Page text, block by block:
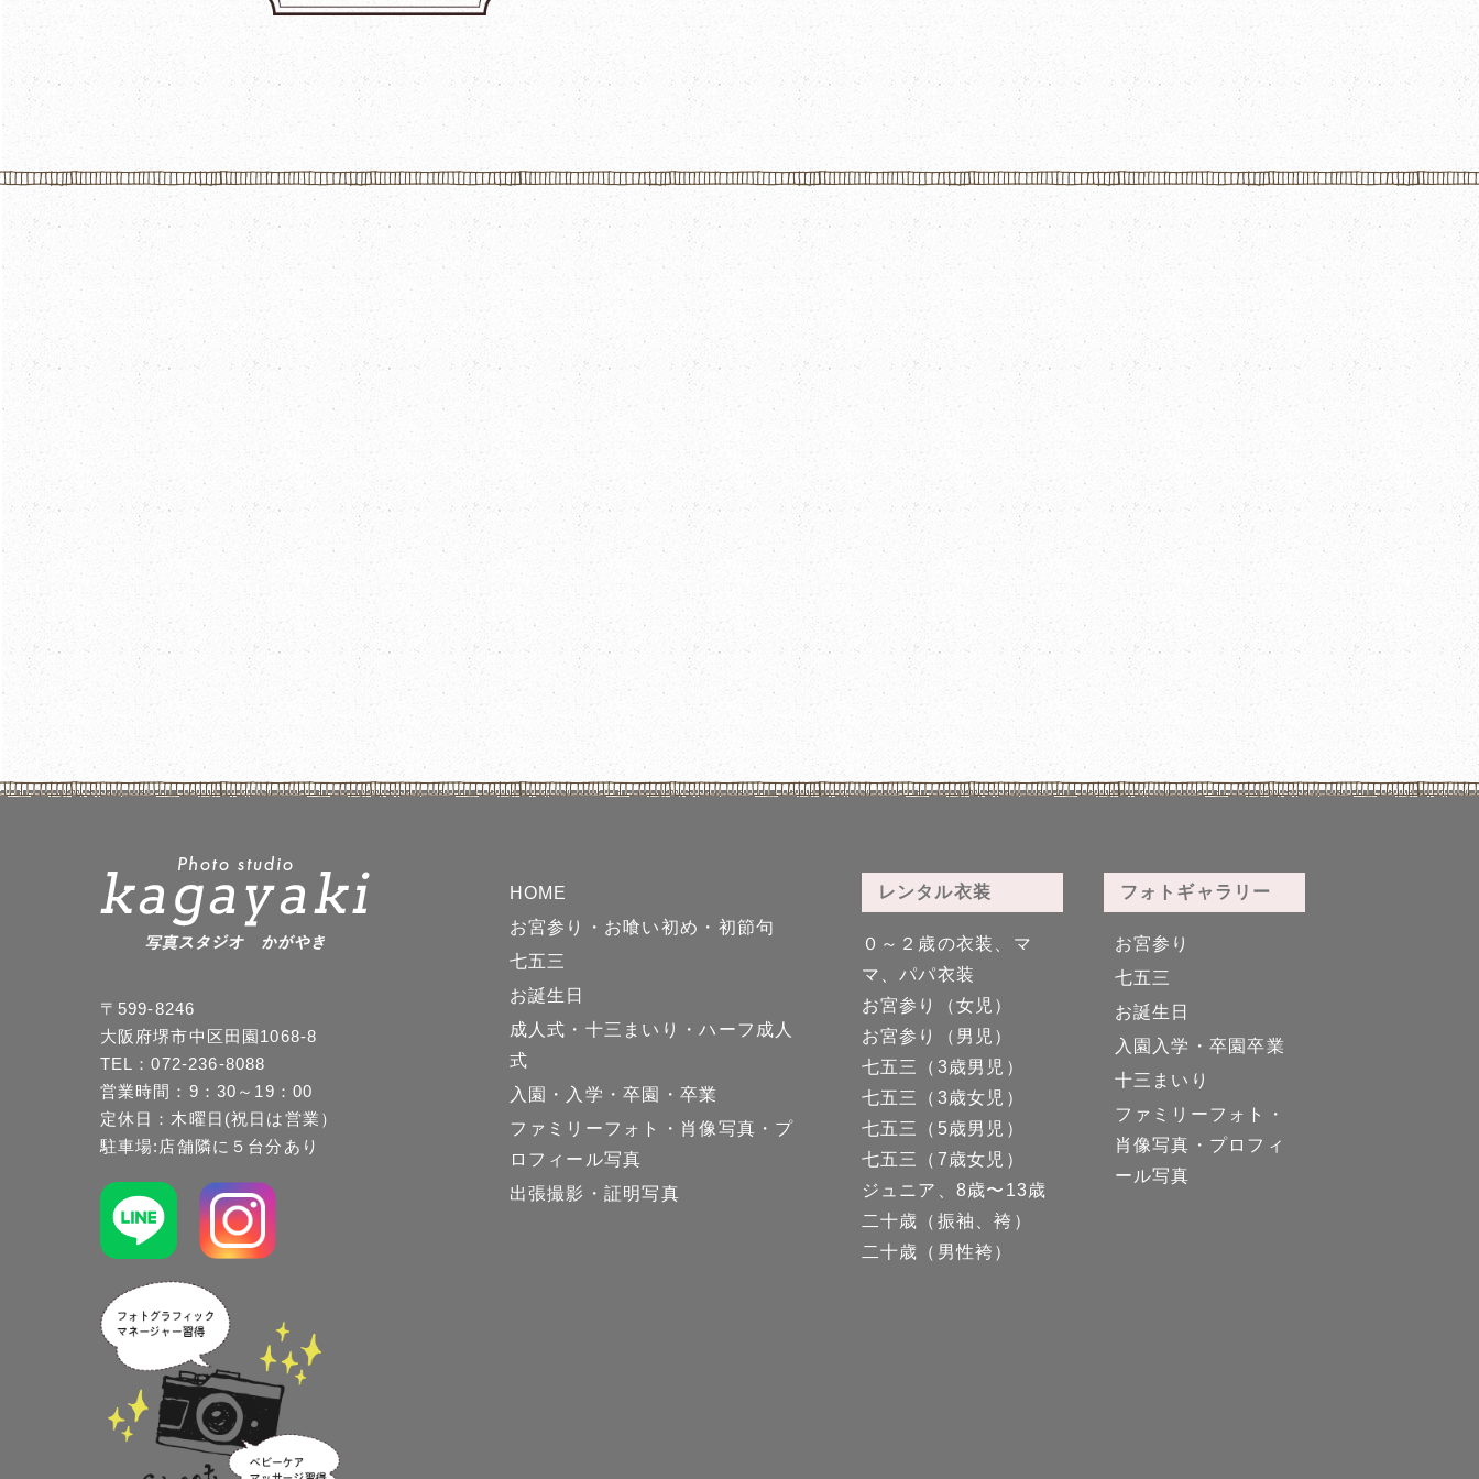
〒599-8246
大阪府堺市中区田園1068-8
TEL：072-236-8088
営業時間：9：30～19：00
定休日：木曜日(祝日は営業）
駐車場:店舗隣に５台分あり
HOME
お宮参り・お喰い初め・初節句
七五三
お誕生日
成人式・十三まいり・ハーフ成人
式
入園・入学・卒園・卒業
ファミリーフォト・肖像写真・プ
ロフィール写真
出張撮影・証明写真
レンタル衣装
０～２歳の衣装、マ
マ、パパ衣装
お宮参り（女児）
お宮参り（男児）
七五三（3歳男児）
七五三（3歳女児）
七五三（5歳男児）
七五三（7歳女児）
ジュニア、8歳〜13歳
二十歳（振袖、袴）
二十歳（男性袴）
フォトギャラリー
お宮参り
七五三
お誕生日
入園入学・卒園卒業
十三まいり
ファミリーフォト・
肖像写真・プロフィ
ール写真